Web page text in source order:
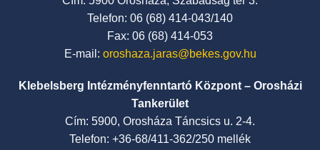
Telefon: 06 (68) 414-043/140
Fax: 06 (68) 414-053
E-mail: oroshaza.jaras@bekes.gov.hu
Klebelsberg Intézményfenntartó Központ – Orosházi
Tankerület
Cím: 5900, Orosháza Táncsics u. 2-4.
Telefon: +36-68/411-362/250 mellék